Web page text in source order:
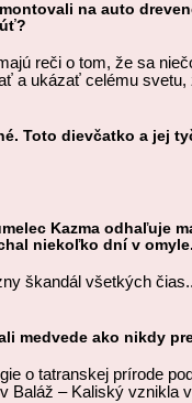
na auto
reči o tom, že sa
a ukázať celému svetu,
Toto dievčatko a jej
Kazma odhaľuje
niekoľko dní v
škandál všetkých
medvede ako nikdy
o tatranskej prírode
Baláž – Kaliský vznikla